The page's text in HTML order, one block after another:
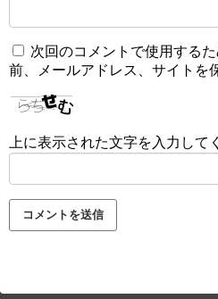
次回のコメントで使用する
前、メールアドレス、サイトを
上に表示された文字を入力して